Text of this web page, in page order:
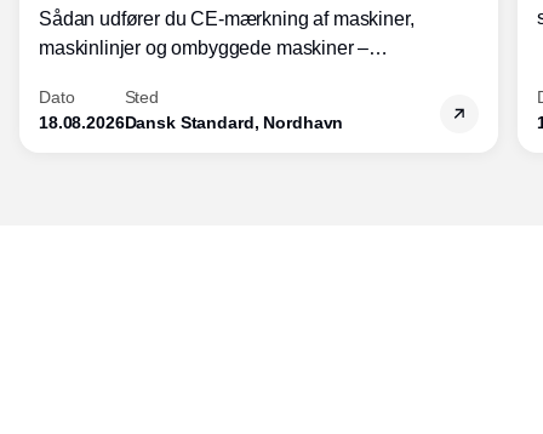
Sådan udfører du CE-mærkning af maskiner,
maskinlinjer og ombyggede maskiner –
Dato
18.08.2026
Sted
Dansk Standard, Nordhavn